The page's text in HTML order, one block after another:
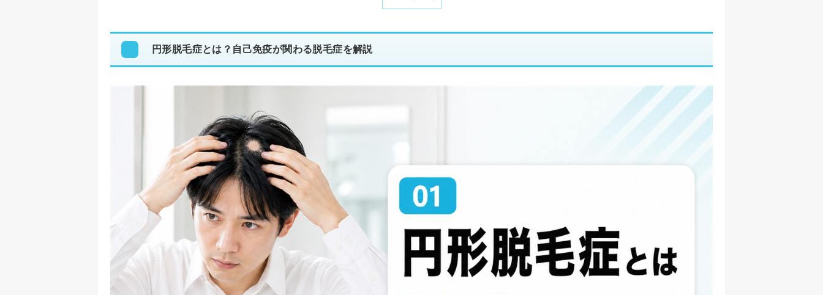
円形脱毛症とは？自己免疫が関わる脱毛症を解説